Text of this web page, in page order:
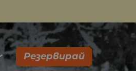
Резервирай